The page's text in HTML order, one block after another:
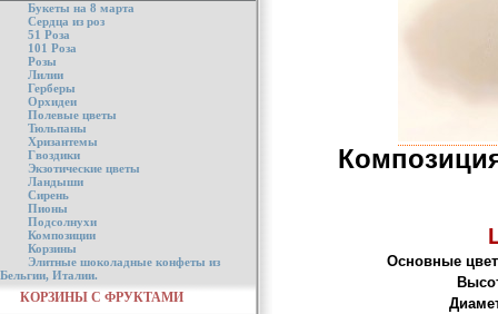
Букеты на 8 марта
Сердца из роз
51 Роза
101 Роза
Розы
Лилии
Герберы
Орхидеи
Полевые цветы
Тюльпаны
Хризантемы
Гвоздики
Экзотические цветы
Ландыши
Сирень
Пионы
Подсолнухи
Композиции
Корзины
Элитные шоколадные конфеты из
Бельгии, Италии.
КОРЗИНЫ С ФРУКТАМИ
Основные